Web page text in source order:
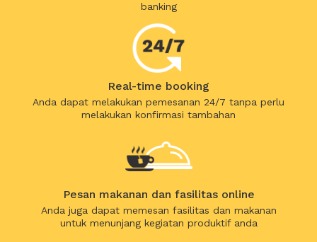
banking
Real-time booking
Anda dapat melakukan pemesanan 24/7 tanpa perlu
melakukan konfirmasi tambahan
Pesan makanan dan fasilitas online
Anda juga dapat memesan fasilitas dan makanan
untuk menunjang kegiatan produktif anda